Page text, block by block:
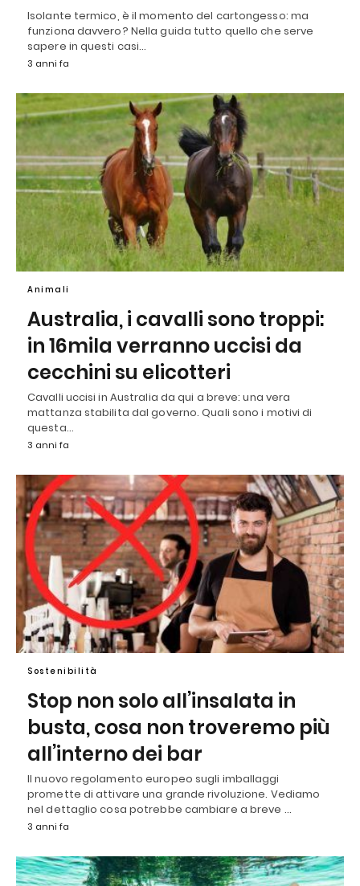
Isolante termico, è il momento del cartongesso: ma
funziona davvero? Nella guida tutto quello che serve
sapere in questi casi…
3 anni fa
Animali
Australia, i cavalli sono troppi:
in 16mila verranno uccisi da
cecchini su elicotteri
Cavalli uccisi in Australia da qui a breve: una vera
mattanza stabilita dal governo. Quali sono i motivi di
questa…
3 anni fa
Sostenibilità
Stop non solo all’insalata in
busta, cosa non troveremo più
all’interno dei bar
Il nuovo regolamento europeo sugli imballaggi
promette di attivare una grande rivoluzione. Vediamo
nel dettaglio cosa potrebbe cambiare a breve …
3 anni fa